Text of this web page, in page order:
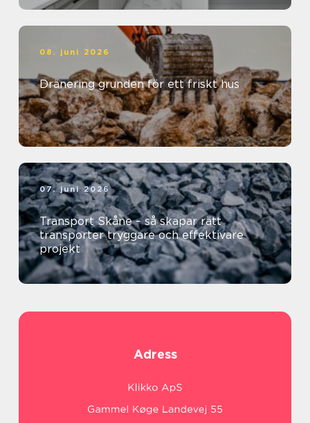
08. juni 2026
Dränering grunden för ett friskt hus
07. juni 2026
Transport Skåne – så skapar rätt
transporter tryggare och effektivare
projekt
Adress